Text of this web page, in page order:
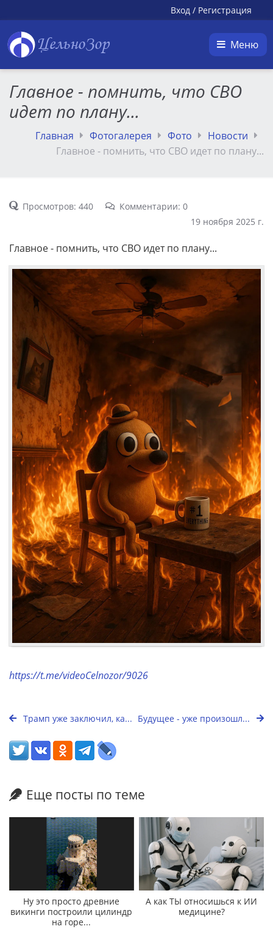
Вход / Регистрация
ЦельноЗор Меню
Главное - помнить, что СВО
идет по плану...
Главная Фотогалерея Фото
Новости
Главное - помнить, что СВО идет по плану...
Просмотров: 440
Комментарии: 0
19 ноября 2025 г.
Главное - помнить, что СВО идет по плану...
https://t.me/videoCelnozor/9026
Трамп уже заключил, ка... Будущее - уже произошл...
Еще посты по теме
Ну это просто древние
викинги построили цилиндр
на горе...
А как ТЫ относишься к ИИ
медицине?